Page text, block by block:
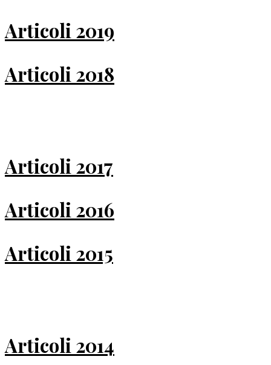
Articoli 2019
Articoli 2018
Articoli 2017
Articoli 2016
Articoli 2015
Articoli 2014